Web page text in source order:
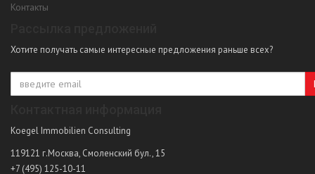
Контакты
Хотите получать самые интересные предложения раньше всех?
Koegel Immobilien Consulting
119121 г.Москва, Смоленский бул., 15
+7 (495) 125-10-11